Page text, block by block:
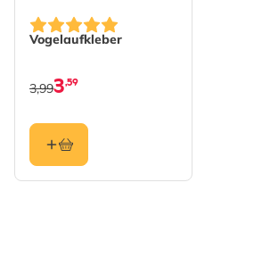
Vogelaufkleber
3,59
3,99